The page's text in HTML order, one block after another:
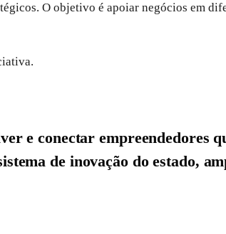
O objetivo é apoiar negócios em
e conectar empreendedores
de inovação do estado,